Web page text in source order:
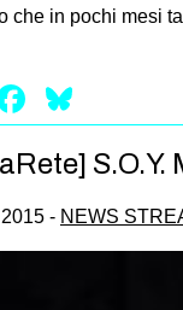
che in pochi mesi
Facebook
- NEWS